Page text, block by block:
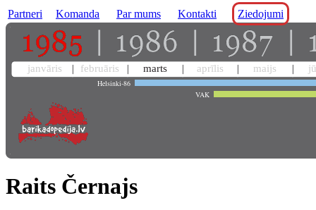
Partneri Komanda Par mums Kontakti Ziedojumi
janvāris februāris marts aprīlis maijs
Helsinki-86
VAK
Raits Černajs